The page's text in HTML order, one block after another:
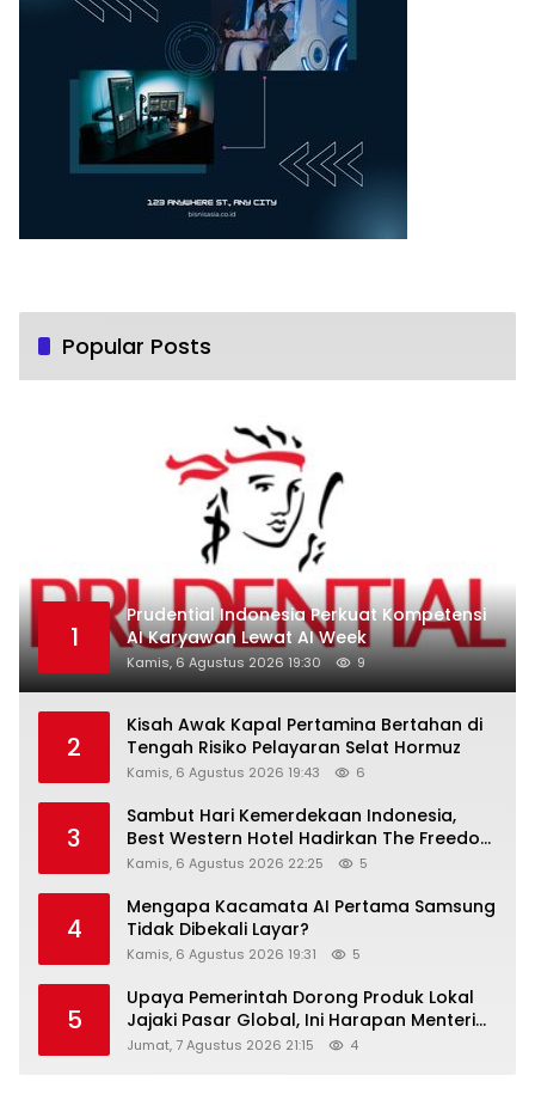
Popular Posts
1
Prudential Indonesia Perkuat Kompetensi
AI Karyawan Lewat AI Week
Kamis, 6 Agustus 2026 19:30 9
2
Kisah Awak Kapal Pertamina Bertahan di
Tengah Risiko Pelayaran Selat Hormuz
Kamis, 6 Agustus 2026 19:43 6
3
Sambut Hari Kemerdekaan Indonesia,
Best Western Hotel Hadirkan The Freedom
Stay Diskon Hingga 45%
Kamis, 6 Agustus 2026 22:25 5
4
Mengapa Kacamata AI Pertama Samsung
Tidak Dibekali Layar?
Kamis, 6 Agustus 2026 19:31 5
5
Upaya Pemerintah Dorong Produk Lokal
Jajaki Pasar Global, Ini Harapan Menteri
Perindustrian RI Lewat ILT dan IGT Expo
Jumat, 7 Agustus 2026 21:15 4